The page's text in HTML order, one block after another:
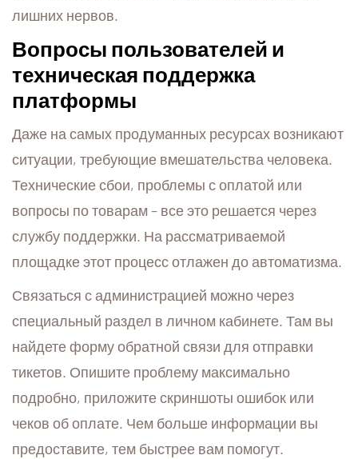
лишних нервов.
Вопросы пользователей и
техническая поддержка
платформы
Даже на самых продуманных ресурсах возникают
ситуации, требующие вмешательства человека.
Технические сбои, проблемы с оплатой или
вопросы по товарам – все это решается через
службу поддержки. На рассматриваемой
площадке этот процесс отлажен до автоматизма.
Связаться с администрацией можно через
специальный раздел в личном кабинете. Там вы
найдете форму обратной связи для отправки
тикетов. Опишите проблему максимально
подробно, приложите скриншоты ошибок или
чеков об оплате. Чем больше информации вы
предоставите, тем быстрее вам помогут.